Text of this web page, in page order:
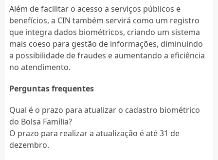
Além de facilitar o acesso a serviços públicos e
benefícios, a CIN também servirá como um registro
que integra dados biométricos, criando um sistema
mais coeso para gestão de informações, diminuindo
a possibilidade de fraudes e aumentando a eficiência
no atendimento.
Perguntas frequentes
Qual é o prazo para atualizar o cadastro biométrico
do Bolsa Família?
O prazo para realizar a atualização é até 31 de
dezembro.